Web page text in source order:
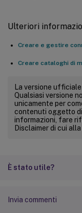
Ulteriori
Creare e gestire
Creare cataloghi di
La versione
Qualsiasi versione
unicamente per
contenuti oggetto
informazioni, fare
Disclaimer di cui
È stato utile?
Invia commenti